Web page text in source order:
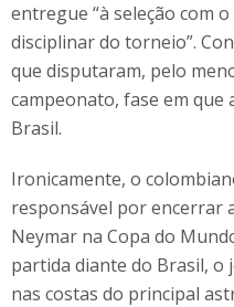
entregue “à seleção com
disciplinar do torneio”.
que disputaram, pelo
campeonato, fase em que
Brasil.
Ironicamente, o
responsável por encerrar
Neymar na Copa do
partida diante do Brasil, o
nas costas do principal